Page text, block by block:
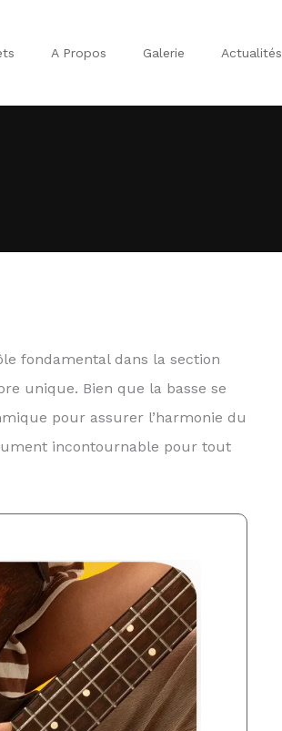
A Propos Galerie Actualités
fondamental dans la section
unique. Bien que la basse se
pour assurer l’harmonie du
incontournable pour tout